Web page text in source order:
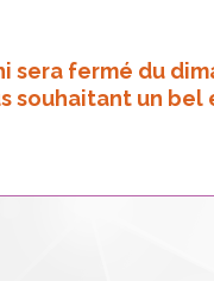
sera fermé du
souhaitant un